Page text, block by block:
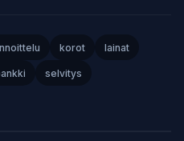
korot lainat
selvitys